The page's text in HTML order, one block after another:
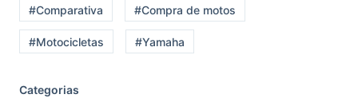
#Comparativa #Compra de motos
#Motocicletas #Yamaha
Categorias